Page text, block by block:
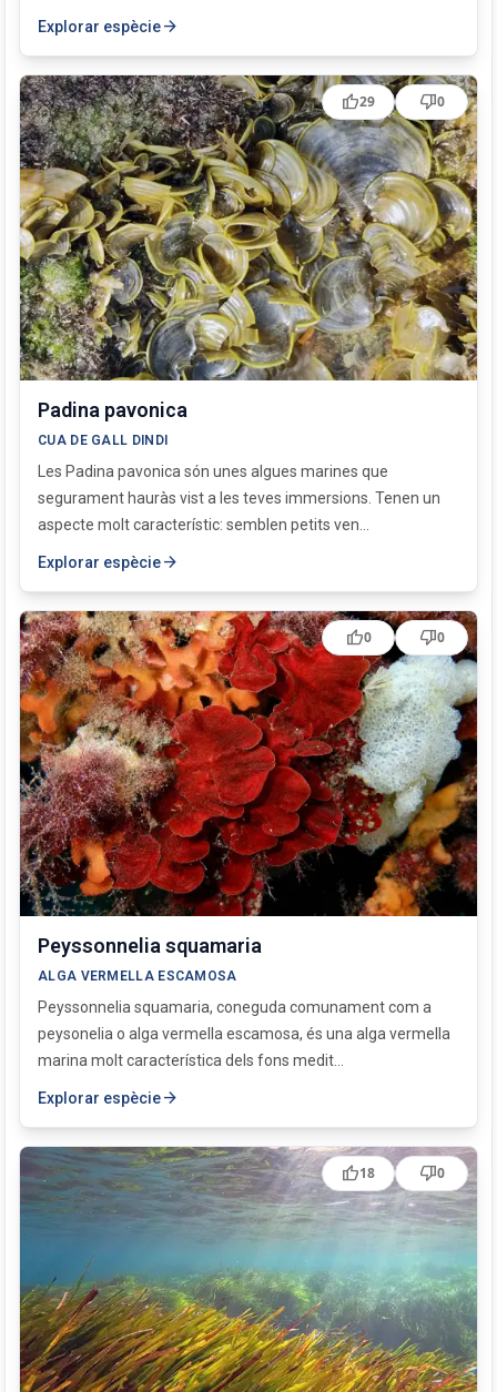
Explorar espèciearrow_forward
Padina pavonica
CUA DE GALL DINDI
Les Padina pavonica són unes algues marines que
segurament hauràs vist a les teves immersions. Tenen un
aspecte molt característic: semblen petits ven...
Explorar espèciearrow_forward
thumb_up29 thumb_down0
Peyssonnelia squamaria
ALGA VERMELLA ESCAMOSA
Peyssonnelia squamaria, coneguda comunament com a
peysonelia o alga vermella escamosa, és una alga vermella
marina molt característica dels fons medit...
Explorar espèciearrow_forward
thumb_up0 thumb_down0
thumb_up18 thumb_down0